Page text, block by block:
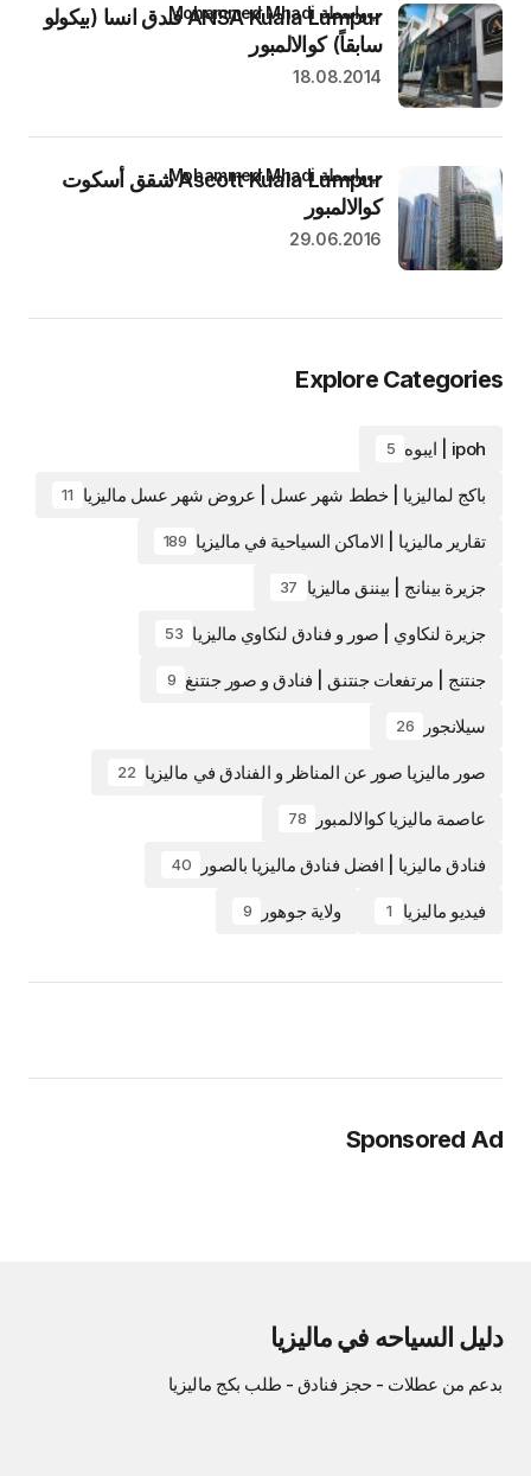
ANSA Kuala Lumpur فندق انسا (بيكولو
سابقاً) كوالالمبور
بواسطة Mohammed Mhadi
18.08.2014
Ascott Kuala Lumpur شقق أسكوت
كوالالمبور
بواسطة Mohammed Mhadi
29.06.2016
Explore Categories
ipoh | ايبوه 5
باكج لماليزيا | خطط شهر عسل | عروض شهر عسل ماليزيا 11
تقارير ماليزيا | الاماكن السياحية في ماليزيا 189
جزيرة بينانج | بيننق ماليزيا 37
جزيرة لنكاوي | صور و فنادق لنكاوي ماليزيا 53
جنتنج | مرتفعات جنتنق | فنادق و صور جنتنغ 9
سيلانجور 26
صور ماليزيا صور عن المناظر و الفنادق في ماليزيا 22
عاصمة ماليزيا كوالالمبور 78
فنادق ماليزيا | افضل فنادق ماليزيا بالصور 40
فيديو ماليزيا 1 ولاية جوهور 9
Sponsored Ad
دليل السياحه في ماليزيا
بدعم من عطلات -حجز فنادق - طلب بكج ماليزيا